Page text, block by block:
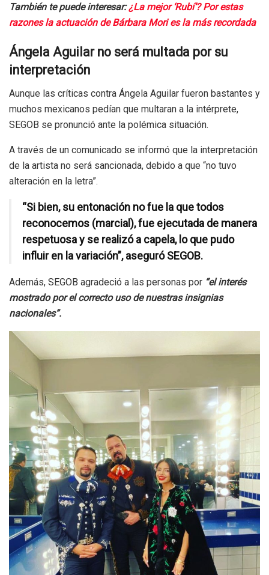
También te puede interesar:¿La mejor ‘Rubí’? Por estas
razones la actuación de Bárbara Mori es la más recordada
Ángela Aguilar no será multada por su
interpretación
Aunque las críticas contra Ángela Aguilar fueron bastantes y
muchos mexicanos pedían que multaran a la intérprete,
SEGOB se pronunció ante la polémica situación.
A través de un comunicado se informó que la interpretación
de la artista no será sancionada, debido a que “no tuvo
alteración en la letra”.
“Si bien, su entonación no fue la que todos
reconocemos (marcial), fue ejecutada de manera
respetuosa y se realizó a capela, lo que pudo
influir en la variación”, aseguró SEGOB.
Además, SEGOB agradeció a las personas por “el interés
mostrado por el correcto uso de nuestras insignias
nacionales”.